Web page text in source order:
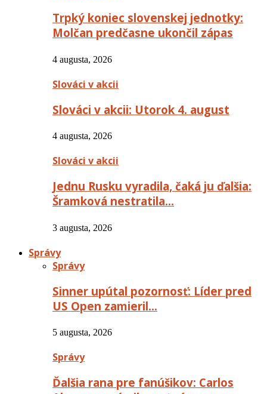
Trpký koniec slovenskej jednotky:
Molčan predčasne ukončil zápas
4 augusta, 2026
Slováci v akcii
Slováci v akcii: Utorok 4. august
4 augusta, 2026
Slováci v akcii
Jednu Rusku vyradila, čaká ju ďalšia:
Šramková nestratila…
3 augusta, 2026
Správy
Správy
Sinner upútal pozornosť: Líder pred
US Open zamieril…
5 augusta, 2026
Správy
Ďalšia rana pre fanúšikov: Carlos